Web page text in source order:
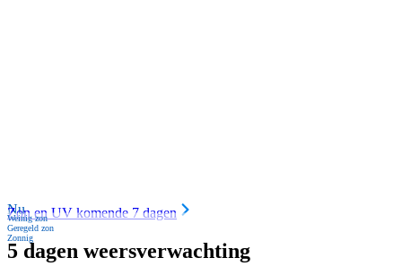
Nu
Weinig zon
Geregeld zon
Zonnig
Zon en UV komende 7 dagen
5 dagen weersverwachting